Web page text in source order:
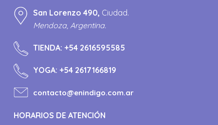
San Lorenzo 490, Ciudad.
Mendoza, Argentina.
TIENDA:+54 2616595585
YOGA:+54 2617166819
contacto@enindigo.com.ar
HORARIOS DE ATENCIÓN